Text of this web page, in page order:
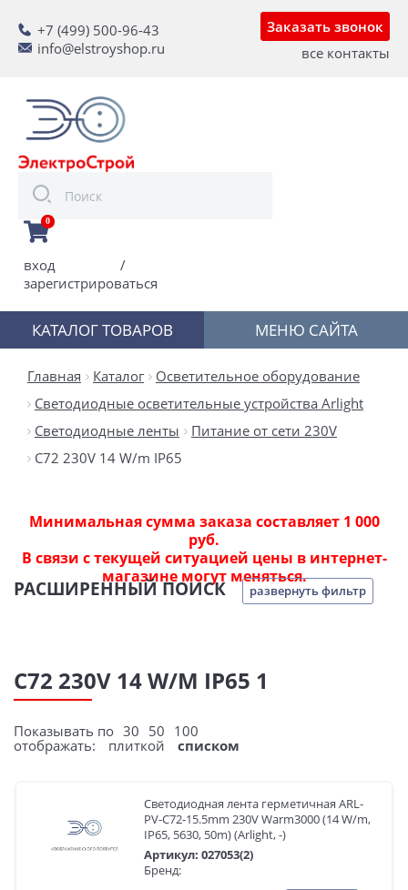
+7 (499) 500-96-43
info@elstroyshop.ru
Заказать звонок
все контакты
0
вход
/
зарегистрироваться
КАТАЛОГ ТОВАРОВ МЕНЮ САЙТА
Главная Каталог
Осветительное оборудование
Светодиодные осветительные устройства Arlight
Светодиодные ленты
Питание от сети 230V
C72 230V 14 W/m IP65
Минимальная сумма заказа составляет 1 000
руб.
В связи с текущей ситуацией цены в интернет-
магазине могут меняться.
РАСШИРЕННЫЙ ПОИСК развернуть фильтр
C72 230V 14 W/M IP65 1
Показывать по 30 50 100
отображать:
плиткой списком
Светодиодная лента герметичная ARL-
PV-C72-15.5mm 230V Warm3000 (14 W/m,
IP65, 5630, 50m) (Arlight, -)
Артикул: 027053(2)
Бренд: